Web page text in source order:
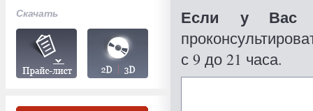
Скачать Если у Вас
с 9 до 21 часа.